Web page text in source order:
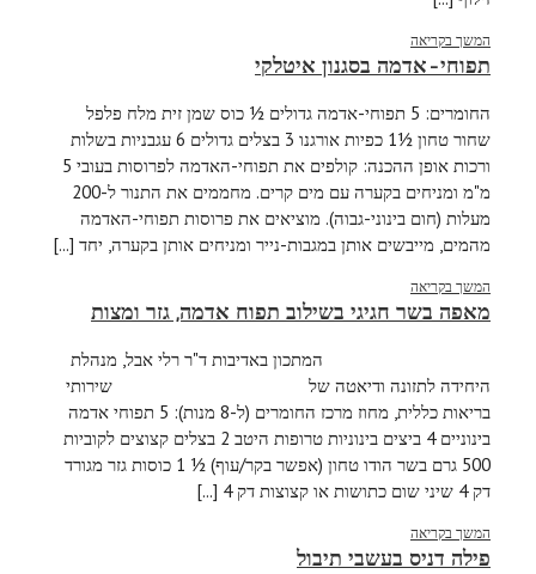
המשך בקריאה
תפוחי-אדמה בסגנון איטלקי
החומרים: 5 תפוחי-אדמה גדולים ½ כוס שמן זית מלח פלפל
שחור טחון ½1 כפיות אורגנו 3 בצלים גדולים 6 עגבניות בשלות
ורכות אופן ההכנה: קולפים את תפוחי-האדמה לפרוסות בעובי 5
מ"מ ומניחים בקערה עם מים קרים. מחממים את התנור ל-200
מעלות (חום בינוני-גבוה). מוציאים את פרוסות תפוחי-האדמה
מהמים, מייבשים אותן במגבות-נייר ומניחים אותן בקערה, יחד [...]
המשך בקריאה
מאפה בשר חגיגי בשילוב תפוח אדמה, גזר ומצות
המתכון באדיבות ד"ר רלי אבל, מנהלת
היחידה לתזונה ודיאטה של שירותי
בריאות כללית, מחוז מרכז החומרים (ל-8 מנות): 5 תפוחי אדמה
בינוניים 4 ביצים בינוניות טרופות היטב 2 בצלים קצוצים לקוביות
500 גרם בשר הודו טחון (אפשר בקר/עוף) ½ 1 כוסות גזר מגורד
דק 4 שיני שום כתושות או קצוצות דק 4 [...]
המשך בקריאה
פילה דניס בעשבי תיבול